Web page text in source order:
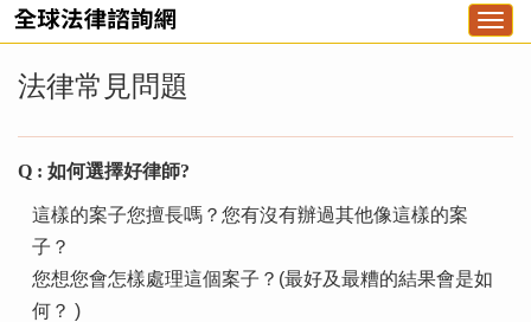
法律常見問題
Q : 如何選擇好律師?
這樣的案子您擅長嗎？您有沒有辦過其他像這樣的案
子？
您想您會怎樣處理這個案子？(最好及最糟的結果會是如
何？ )